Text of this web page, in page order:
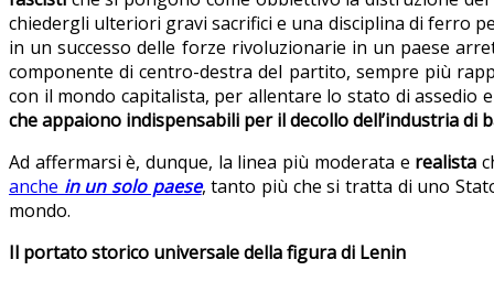
chiedergli ulteriori gravi sacrifici e una disciplina di ferro
in un successo delle forze rivoluzionarie in un paese
componente di centro-destra del partito, sempre più
con il mondo capitalista, per allentare lo stato di assedio
che appaiono indispensabili per il decollo dell’industria di
Ad affermarsi è, dunque, la linea più moderata e realista
anche in un solo paese, tanto più che si tratta di uno
mondo.
Il portato storico universale della figura di Lenin